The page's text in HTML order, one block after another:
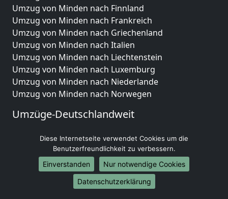
Umzug von Minden nach Finnland
Umzug von Minden nach Frankreich
Umzug von Minden nach Griechenland
Umzug von Minden nach Italien
Umzug von Minden nach Liechtenstein
Umzug von Minden nach Luxemburg
Umzug von Minden nach Niederlande
Umzug von Minden nach Norwegen
Umzüge-Deutschlandweit
Umzug von Minden nach Hamburg
Umzug von Minden nach München
Umzug von Minden nach Köln
Umzug von Minden nach Frankfurt am Main
Umzug von Minden nach Stuttgart
Diese Internetseite verwendet Cookies um die
Benutzerfreundlichkeit zu verbessern.
Einverstanden
Nur notwendige Cookies
Datenschutzerklärung